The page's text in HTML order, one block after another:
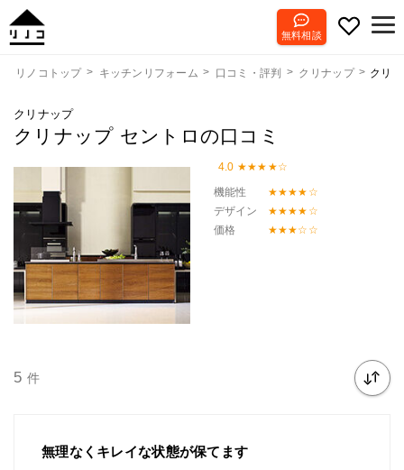
無料相談
リノコトップ キッチンリフォーム 口コミ・評判 クリナップ クリ
クリナップ
クリナップ セントロの口コミ
4.0
機能性
デザイン
価格
5 件
無理なくキレイな状態が保てます